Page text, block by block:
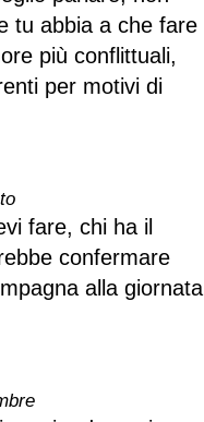
tu abbia a che fare
più conflittuali,
per motivi di
fare, chi ha il
confermare
alla giornata